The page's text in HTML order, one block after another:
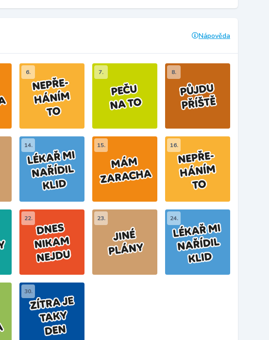
Nápověda
6. 7. 8.
14. 15. 16.
22. 23. 24.
30.